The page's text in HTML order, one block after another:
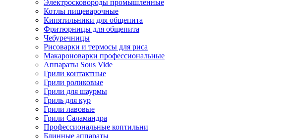
Электросковороды промышленные
Котлы пищеварочные
Кипятильники для общепита
Фритюрницы для общепита
Чебуречницы
Рисоварки и термосы для риса
Макароноварки профессиональные
Аппараты Sous Vide
Грили контактные
Грили роликовые
Грили для шаурмы
Гриль для кур
Грили лавовые
Грили Саламандра
Профессиональные коптильни
Блинные аппараты